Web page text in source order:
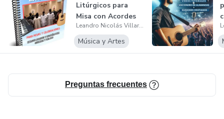
Litúrgicos para
Misa con Acordes
para Guitarra,...
Leandro Nicolás Villarreal
Música y Artes
Preguntas frecuentes